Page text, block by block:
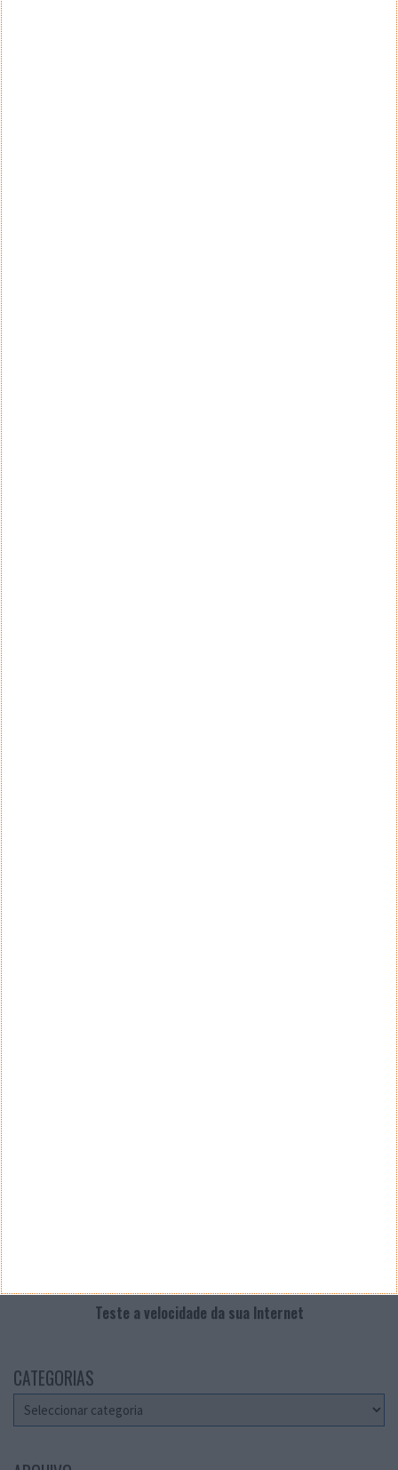
Teste a velocidade da sua Internet
CATEGORIAS
Categorias